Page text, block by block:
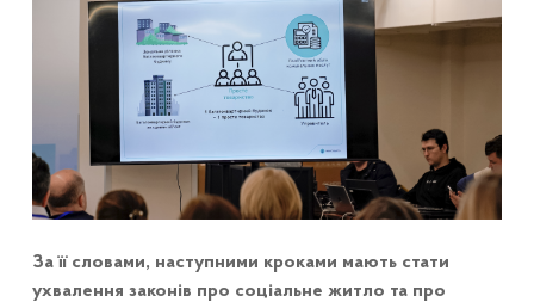
За її словами, наступними кроками мають стати
ухвалення законів про соціальне житло та про